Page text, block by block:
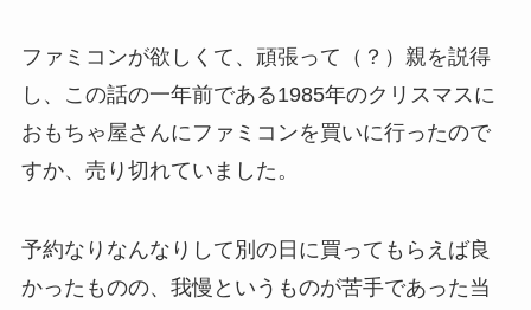
ファミコンが欲しくて、頑張って（？）親を説得
し、この話の一年前である1985年のクリスマスに
おもちゃ屋さんにファミコンを買いに行ったので
すか、売り切れていました。
予約なりなんなりして別の日に買ってもらえば良
かったものの、我慢というものが苦手であった当